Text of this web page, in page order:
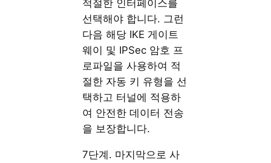
적절한 인터페이스를
선택해야 합니다. 그런
다음 해당 IKE 게이트
웨이 및 IPSec 암호 프
로파일을 사용하여 적
절한 자동 키 유형을 선
택하고 터널에 적용하
여 안전한 데이터 전송
을 보장합니다.
7단계. 마지막으로 사